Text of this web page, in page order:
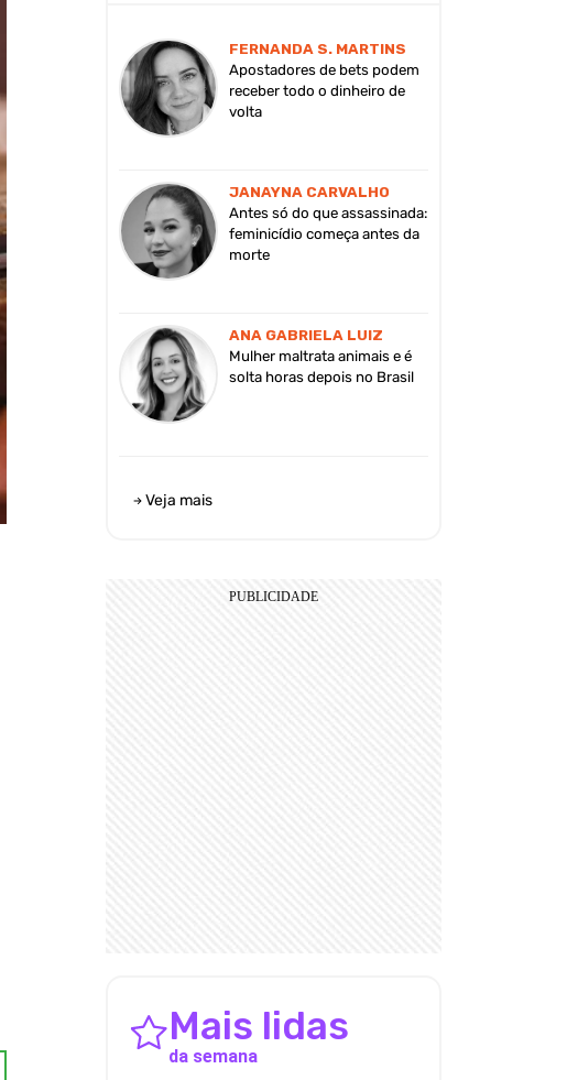
FERNANDA S. MARTINS
Apostadores de bets podem
receber todo o dinheiro de
volta
JANAYNA CARVALHO
Antes só do que assassinada:
feminicídio começa antes da
morte
ANA GABRIELA LUIZ
Mulher maltrata animais e é
solta horas depois no Brasil
Veja mais
Mais lidas
da semana